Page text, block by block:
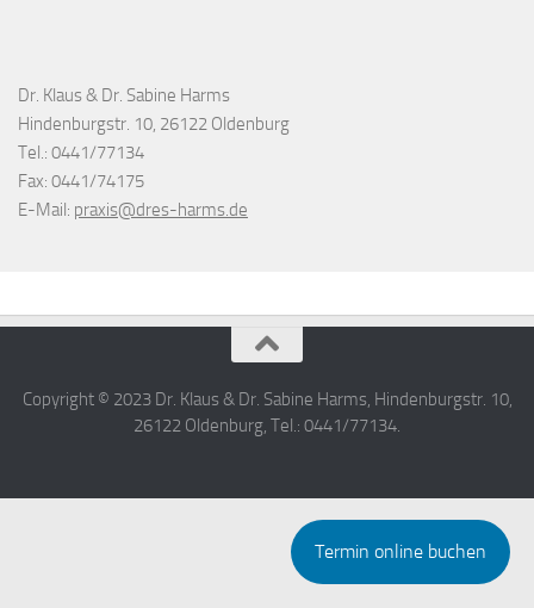
Dr. Klaus & Dr. Sabine Harms
Hindenburgstr. 10, 26122 Oldenburg
Tel.: 0441/77134
Fax: 0441/74175
E-Mail: praxis@dres-harms.de
Copyright © 2023 Dr. Klaus & Dr. Sabine Harms, Hindenburgstr. 10,
26122 Oldenburg, Tel.: 0441/77134.
Termin online buchen